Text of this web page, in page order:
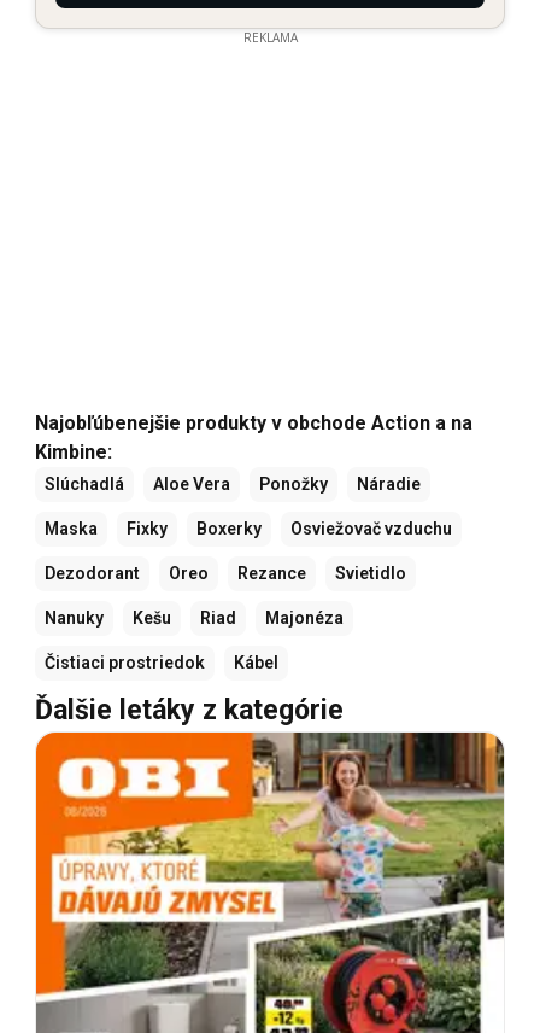
REKLAMA
Najobľúbenejšie produkty v obchode Action a na
Kimbine:
Slúchadlá Aloe Vera Ponožky Náradie
Maska Fixky Boxerky Osviežovač vzduchu
Dezodorant Oreo Rezance Svietidlo
Nanuky Kešu Riad Majonéza
Čistiaci prostriedok Kábel
Ďalšie letáky z kategórie